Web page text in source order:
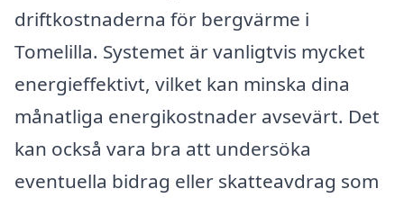
driftkostnaderna för bergvärme i
Tomelilla. Systemet är vanligtvis mycket
energieffektivt, vilket kan minska dina
månatliga energikostnader avsevärt. Det
kan också vara bra att undersöka
eventuella bidrag eller skatteavdrag som